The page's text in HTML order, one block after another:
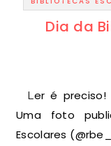
Dia da
Ler é preciso! Hoje é dia da Biblioteca Escolar!
Uma foto
Escolares